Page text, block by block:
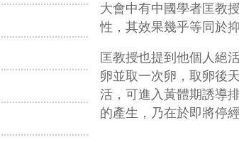
大會中有中國學者匡教
性，其效果幾乎等同於
匡教授也提到他個人絕
卵並取一次卵，取卵後
活，可進入黃體期誘導
的產生，乃在於即將停